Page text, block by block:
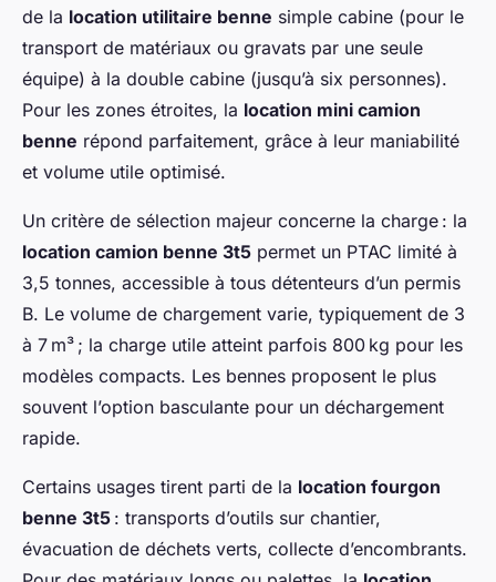
de la location utilitaire benne simple cabine (pour le
transport de matériaux ou gravats par une seule
équipe) à la double cabine (jusqu’à six personnes).
Pour les zones étroites, la location mini camion
benne répond parfaitement, grâce à leur maniabilité
et volume utile optimisé.
Un critère de sélection majeur concerne la charge : la
location camion benne 3t5 permet un PTAC limité à
3,5 tonnes, accessible à tous détenteurs d’un permis
B. Le volume de chargement varie, typiquement de 3
à 7 m³ ; la charge utile atteint parfois 800 kg pour les
modèles compacts. Les bennes proposent le plus
souvent l’option basculante pour un déchargement
rapide.
Certains usages tirent parti de la location fourgon
benne 3t5 : transports d’outils sur chantier,
évacuation de déchets verts, collecte d’encombrants.